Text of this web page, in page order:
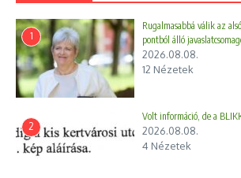
Persze a fagylalt nem helyettesíti a
pihenést, de egy dolog biztos:egy jó
mint egy hosszú napnyi stressz. És ha
sétával kötjük össze, máris tettünk valamit a
rekreációnkért.
Gombócokba zárt boldogság: A
fagyizói, amiket bűn lenne kihagyni!
1
Rugalmasabbá válik az
pontból álló
2026.08.08.
12 Nézetek
2
Volt információ, de a
2026.08.08.
4 Nézetek